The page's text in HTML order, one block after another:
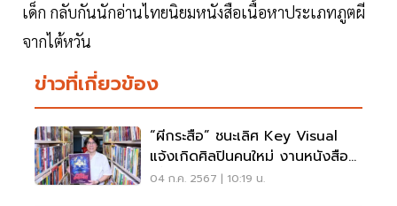
เด็ก กลับกันนักอ่านไทยนิยมหนังสือเนื้อหาประเภทภูตผี
จากไต้หวัน
ข่าวที่เกี่ยวข้อง
“ผีกระสือ” ชนะเลิศ Key Visual
แจ้งเกิดศิลปินคนใหม่ งานหนังสือฯ
ครั้งที่ 29
04 ก.ค. 2567 | 10:19 น.